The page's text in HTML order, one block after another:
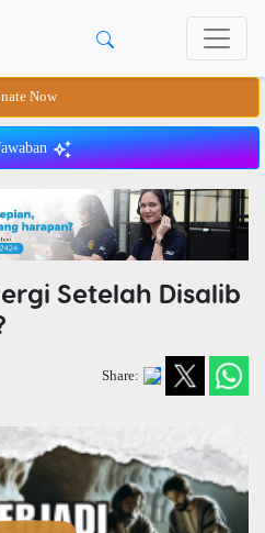
Now
Setelah Disalib
Share: